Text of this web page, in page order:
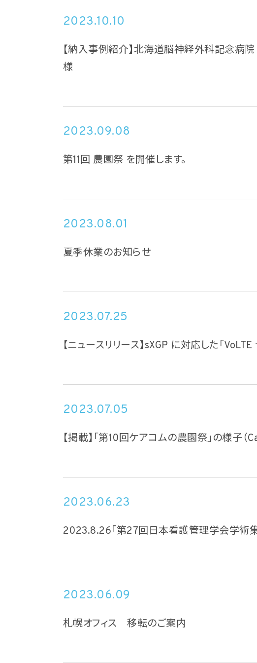
2023.10.10
【納入事例紹介】北海道脳神経外科記念病
様
2023.09.08
第11回 農園祭 を開催します。
2023.08.01
夏季休業のお知らせ
2023.07.25
【ニュースリリース】sXGP に対応した「
2023.07.05
【掲載】「第10回ケアコムの農園祭」の様子（
2023.06.23
2023.8.26「第27回日本看護管理学会学術集
2023.06.09
札幌オフィス 移転のご案内